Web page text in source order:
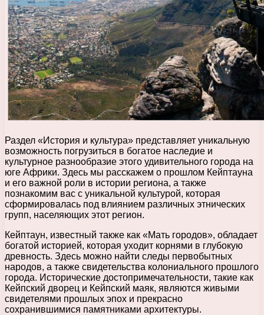
Раздел «История и культура» представляет уникальную
возможность погрузиться в богатое наследие и
культурное разнообразие этого удивительного города на
юге Африки. Здесь мы расскажем о прошлом Кейптауна
и его важной роли в истории региона, а также
познакомим вас с уникальной культурой, которая
сформировалась под влиянием различных этнических
групп, населяющих этот регион.
Кейптаун, известный также как «Мать городов», обладает
богатой историей, которая уходит корнями в глубокую
древность. Здесь можно найти следы первобытных
народов, а также свидетельства колониального прошлого
города. Исторические достопримечательности, такие как
Кейпский дворец и Кейпский маяк, являются живыми
свидетелями прошлых эпох и прекрасно
сохранившимися памятниками архитектуры.